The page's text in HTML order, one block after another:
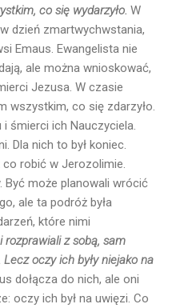
co się wydarzyło. W
dzień zmartwychwstania,
Emaus. Ewangelista nie
ale można wnioskować,
Jezusa. W czasie
wszystkim, co się zdarzyło.
śmierci ich Nauczyciela.
Dla nich to był koniec.
co robić w Jerozolimie.
Być może planowali wrócić
ale ta podróż była
które nimi
rozprawiali z sobą, sam
Lecz oczy ich były niejako na
dołącza do nich, ale oni
oczy ich był na uwięzi. Co